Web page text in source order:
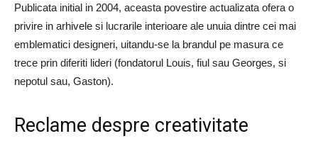
Publicata initial in 2004, aceasta povestire actualizata ofera o
privire in arhivele si lucrarile interioare ale unuia dintre cei mai
emblematici designeri, uitandu-se la brandul pe masura ce
trece prin diferiti lideri (fondatorul Louis, fiul sau Georges, si
nepotul sau, Gaston).
Reclame despre creativitate